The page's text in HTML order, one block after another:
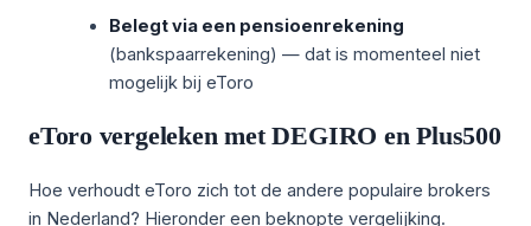
Belegt via een pensioenrekening
(bankspaarrekening) — dat is momenteel niet
mogelijk bij eToro
eToro vergeleken met DEGIRO en Plus500
Hoe verhoudt eToro zich tot de andere populaire brokers
in Nederland? Hieronder een beknopte vergelijking.